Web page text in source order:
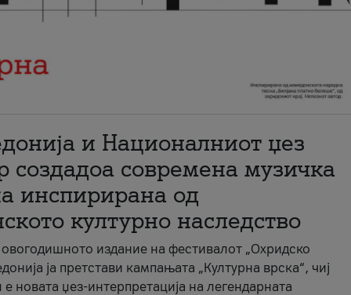
и Националниот џез
создадоа современа музичка
инспирирана од
културно наследство
издание на фестивалот „Охридско
ја претстави кампањата „Културна врска“, чиј
новата џез-интерпретација на легендарната